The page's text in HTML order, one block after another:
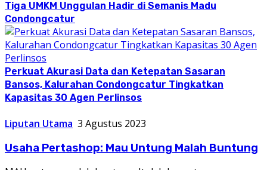
Tiga UMKM Unggulan Hadir di Semanis Madu
Condongcatur
Perkuat Akurasi Data dan Ketepatan Sasaran
Bansos, Kalurahan Condongcatur Tingkatkan
Kapasitas 30 Agen Perlinsos
Liputan Utama 3 Agustus 2023
Usaha Pertashop: Mau Untung Malah Buntung